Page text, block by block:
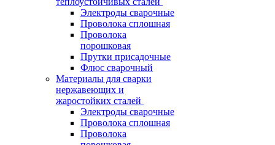
Электроды сварочные
Проволока сплошная
Проволока
порошковая
Прутки присадочные
Флюс сварочный
Материалы для сварки
нержавеющих и
жаростойких сталей
Электроды сварочные
Проволока сплошная
Проволока